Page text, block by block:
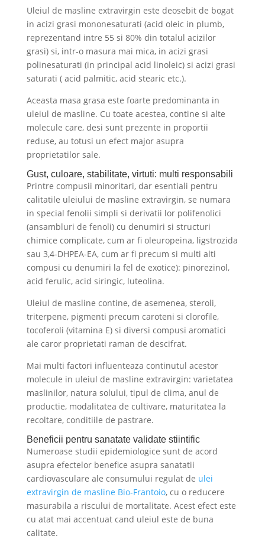
Uleiul de masline extravirgin este deosebit de bogat
in acizi grasi mononesaturati (acid oleic in plumb,
reprezentand intre 55 si 80% din totalul acizilor
grasi) si, intr-o masura mai mica, in acizi grasi
polinesaturati (in principal acid linoleic) si acizi grasi
saturati ( acid palmitic, acid stearic etc.).
Aceasta masa grasa este foarte predominanta in
uleiul de masline. Cu toate acestea, contine si alte
molecule care, desi sunt prezente in proportii
reduse, au totusi un efect major asupra
proprietatilor sale.
Gust, culoare, stabilitate, virtuti: multi responsabili
Printre compusii minoritari, dar esentiali pentru
calitatile uleiului de masline extravirgin, se numara
in special fenolii simpli si derivatii lor polifenolici
(ansambluri de fenoli) cu denumiri si structuri
chimice complicate, cum ar fi oleuropeina, ligstrozida
sau 3,4-DHPEA-EA, cum ar fi precum si multi alti
compusi cu denumiri la fel de exotice): pinorezinol,
acid ferulic, acid siringic, luteolina.
Uleiul de masline contine, de asemenea, steroli,
triterpene, pigmenti precum caroteni si clorofile,
tocoferoli (vitamina E) si diversi compusi aromatici
ale caror proprietati raman de descifrat.
Mai multi factori influenteaza continutul acestor
molecule in uleiul de masline extravirgin: varietatea
maslinilor, natura solului, tipul de clima, anul de
productie, modalitatea de cultivare, maturitatea la
recoltare, conditiile de pastrare.
Beneficii pentru sanatate validate stiintific
Numeroase studii epidemiologice sunt de acord
asupra efectelor benefice asupra sanatatii
cardiovasculare ale consumului regulat de ulei
extravirgin de masline Bio-Frantoio, cu o reducere
masurabila a riscului de mortalitate. Acest efect este
cu atat mai accentuat cand uleiul este de buna
calitate.